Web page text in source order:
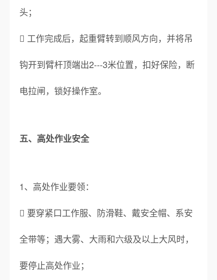
头；
 工作完成后，起重臂转到顺风方向，并将吊
钩开到臂杆顶端出2---3米位置，扣好保险，断
电拉闸，锁好操作室。
五、高处作业安全
1、高处作业要领：
 要穿紧口工作服、防滑鞋、戴安全帽、系安
全带等；遇大雾、大雨和六级及以上大风时，
要停止高处作业；